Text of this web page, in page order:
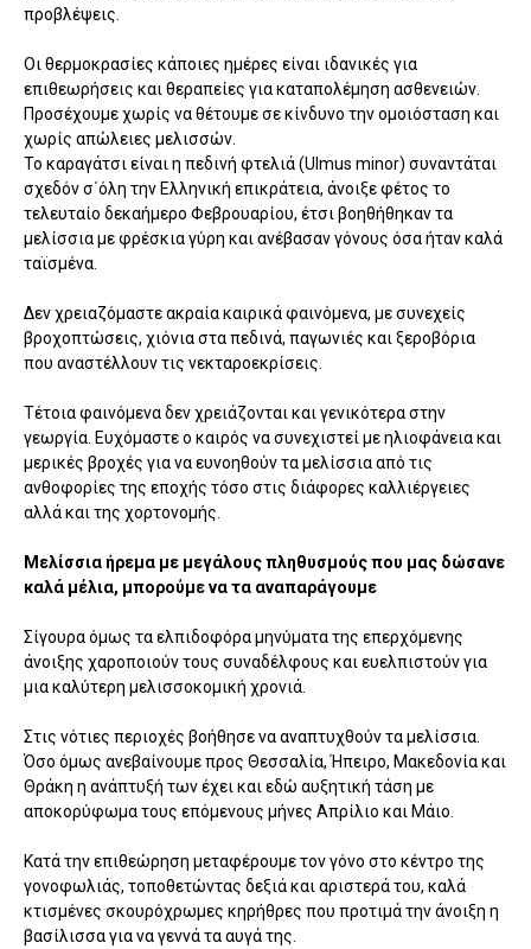
προβλέψεις.
Οι θερμοκρασίες κάποιες ημέρες είναι ιδανικές για
επιθεωρήσεις και θεραπείες για καταπολέμηση ασθενειών.
Προσέχουμε χωρίς να θέτουμε σε κίνδυνο την ομοιόσταση και
χωρίς απώλειες μελισσών.
Το καραγάτσι είναι η πεδινή φτελιά (Ulmus minor) συναντάται
σχεδόν σ΄όλη την Ελληνική επικράτεια, άνοιξε φέτος το
τελευταίο δεκαήμερο Φεβρουαρίου, έτσι βοηθήθηκαν τα
μελίσσια με φρέσκια γύρη και ανέβασαν γόνους όσα ήταν καλά
ταϊσμένα.
Δεν χρειαζόμαστε ακραία καιρικά φαινόμενα, με συνεχείς
βροχοπτώσεις, χιόνια στα πεδινά, παγωνιές και ξεροβόρια
που αναστέλλουν τις νεκταροεκρίσεις.
Τέτοια φαινόμενα δεν χρειάζονται και γενικότερα στην
γεωργία. Ευχόμαστε ο καιρός να συνεχιστεί με ηλιοφάνεια και
μερικές βροχές για να ευνοηθούν τα μελίσσια από τις
ανθοφορίες της εποχής τόσο στις διάφορες καλλιέργειες
αλλά και της χορτονομής.
Μελίσσια ήρεμα με μεγάλους πληθυσμούς που μας δώσανε
καλά μέλια, μπορούμε να τα αναπαράγουμε
Σίγουρα όμως τα ελπιδοφόρα μηνύματα της επερχόμενης
άνοιξης χαροποιούν τους συναδέλφους και ευελπιστούν για
μια καλύτερη μελισσοκομική χρονιά.
Στις νότιες περιοχές βοήθησε να αναπτυχθούν τα μελίσσια.
Όσο όμως ανεβαίνουμε προς Θεσσαλία, Ήπειρο, Μακεδονία και
Θράκη η ανάπτυξή των έχει και εδώ αυξητική τάση με
αποκορύφωμα τους επόμενους μήνες Απρίλιο και Μάιο.
Κατά την επιθεώρηση μεταφέρουμε τον γόνο στο κέντρο της
γονοφωλιάς, τοποθετώντας δεξιά και αριστερά του, καλά
κτισμένες σκουρόχρωμες κηρήθρες που προτιμά την άνοιξη η
βασίλισσα για να γεννά τα αυγά της.